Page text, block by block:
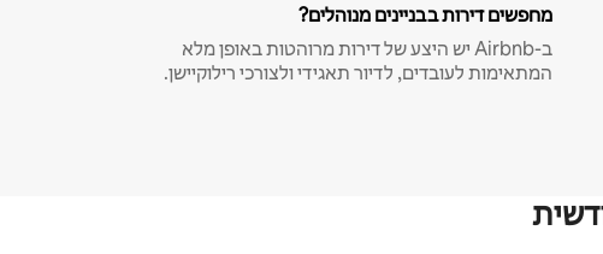
מחפשים דירות בבניינים מנוהלים?
ב-Airbnb יש היצע של דירות מרוהטות באופן מלא
המתאימות לעובדים, לדיור תאגידי ולצורכי רילוקיישן.